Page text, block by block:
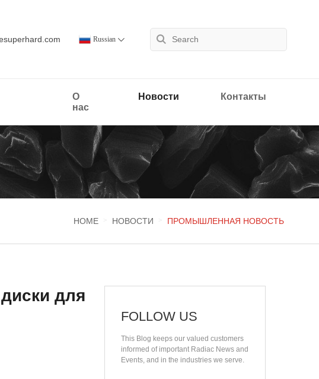
Russian
О
нас
Новости Контакты
HOME > НОВОСТИ > ПРОМЫШЛЕННАЯ НОВОСТЬ
для
FOLLOW US
This Blog keeps our valued customers
informed of important Radiac News and
Events, and in the industries we serve.